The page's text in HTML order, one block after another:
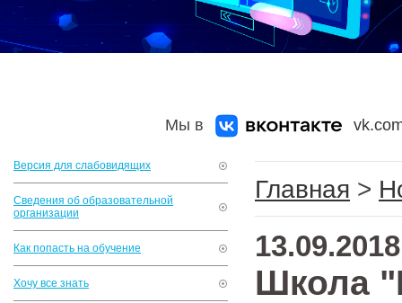
Мы в
Версия для слабовидящих
Сведения об образовательной
организации
Как попасть на обучение
Хочу все знать
Главная >
13.09.2018
Школа